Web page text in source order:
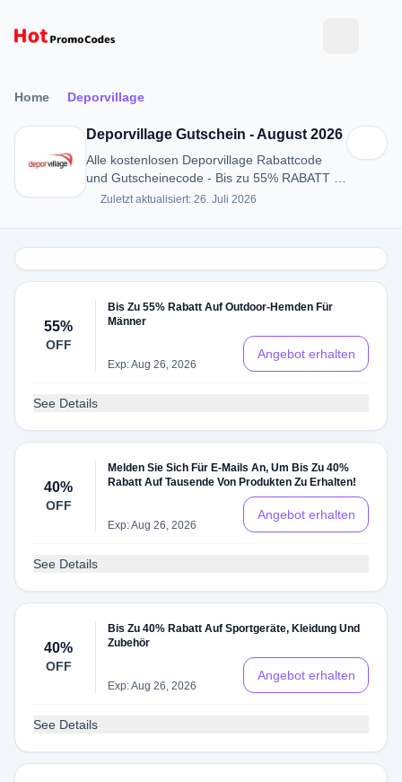
Home Deporvillage
Deporvillage Gutschein - August 2026
Alle kostenlosen Deporvillage Rabattcode
und Gutscheinecode - Bis zu 55% RABATT in
August 2026
Zuletzt aktualisiert: 26. Juli 2026
55%
OFF
Bis Zu 55% Rabatt Auf Outdoor-Hemden Für
Männer
Exp: Aug 26, 2026
Angebot erhalten
See Details
40%
OFF
Melden Sie Sich Für E-Mails An, Um Bis Zu 40%
Rabatt Auf Tausende Von Produkten Zu Erhalten!
Exp: Aug 26, 2026
Angebot erhalten
See Details
40%
OFF
Bis Zu 40% Rabatt Auf Sportgeräte, Kleidung Und
Zubehör
Exp: Aug 26, 2026
Angebot erhalten
See Details